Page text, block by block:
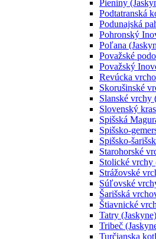
Pieniny
Podtatranská
Podunajská
Pohronský
Poľana
Považské
Považský
Revúcka
Skorušinské
Slanské vrchy
Slovenský
Spišská
Spišsko-
Spišsko-
Starohorské
Stolické vrchy
Strážovské
Súľovské
Šarišská
Štiavnické
Tatry (Jaskyne)
Tribeč
Turčianska